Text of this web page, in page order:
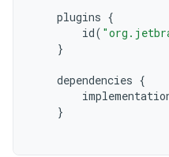
plugins {
id(
}
dependencies {
}